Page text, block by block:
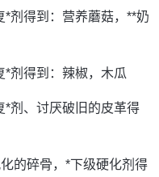
剂得到：营养蘑菇，**奶
*剂得到：辣椒，木瓜
*剂、讨厌破旧的皮革得
的碎骨，*下级硬化剂得